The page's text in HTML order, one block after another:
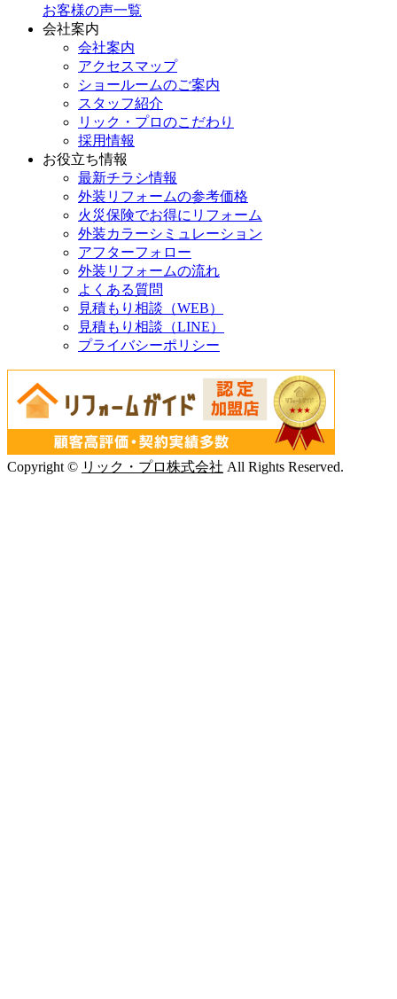
お客様の声一覧
会社案内
会社案内
アクセスマップ
ショールームのご案内
スタッフ紹介
リック・プロのこだわり
採用情報
お役立ち情報
最新チラシ情報
外装リフォームの参考価格
火災保険でお得にリフォーム
外装カラーシミュレーション
アフターフォロー
外装リフォームの流れ
よくある質問
見積もり相談（WEB）
見積もり相談（LINE）
プライバシーポリシー
Copyright © リック・プロ株式会社 All Rights Reserved.